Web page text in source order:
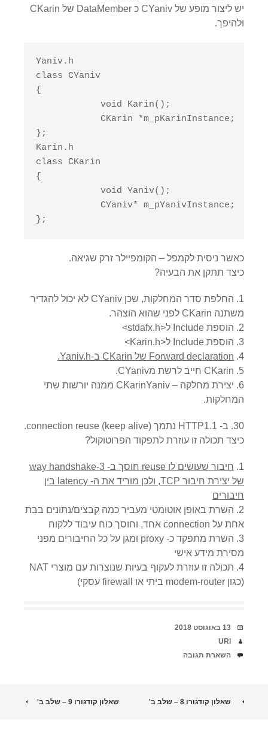
יש ליצור מופע של CYaniv כ DataMember של CKarin
ולהיפך.
Yaniv.h
class CYaniv
{
            void Karin();
            CKarin *m_pKarinInstance;
};
Karin.h
class CKarin
{
            void Yaniv();
            CYaniv* m_pYanivInstance;
};
כאשר ניסית לקמפל – הקומפיילר זרק שגיאה.
כיצד תתקן את הבעיה?
החלפת סדר המחלקות, שכן CYaniv לא יכול להגדיר
משתנה CKarin לפני שהוא הוצהר.
הוספת Include ל<stdafx.h>
הוספת Include ל<Karin.h>
Forward declaration של CKarin ב-Yaniv.h.
CKarin חייב לרשת מCYaniv.
יצירת מחלקה – CKarinYaniv ממנה יורשות שתי
המחלקות.
30. ב- HTTP1.1 נתמך connection reuse (keep alive)
.
כיצד תכולה זו עוזרת לתפקוד הפרוטוקול?
חיבור שעושים לו reuse חוסך ב- 3-way handshake
של יצירת חיבור TCP, ולכן מוריד את ה- latency בין
חיבורים
השרת באופן אוטומטי מעביר כמה קבצים/נתונים בבת
אחת על connection אחד, וחוסך כוח עיבוד ללקוח
השרת מתפקד כ- proxy ומגן על כל החיבורים מפני
מסירת מידע אישי
תכולה זו עוזרת לעקוף בעיות שנוצרות עם מוצרי NAT
(כגון modem-router ביתי או firewall עסקי)
יוצאים
13 באוגוסט 2018
מאת
URI
תגובות
השארת תגובה
ניווט
שאלון קודגורו 8 – שלב ב' שאלון קודגורו 9 – שלב ב'